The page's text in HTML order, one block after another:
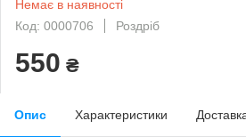
Немає в наявності
Код: 0000706
Роздріб
550 ₴
Опис Характеристики